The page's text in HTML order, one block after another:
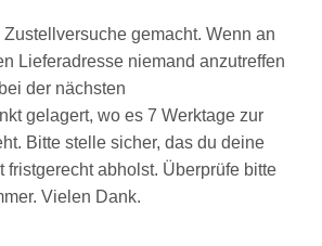
gemacht. Wenn an
Lieferadresse niemand anzutreffen
der nächsten
gelagert, wo es 7 Werktage zur
Bitte stelle sicher, das du deine
fristgerecht abholst. Überprüfe bitte
Vielen Dank.